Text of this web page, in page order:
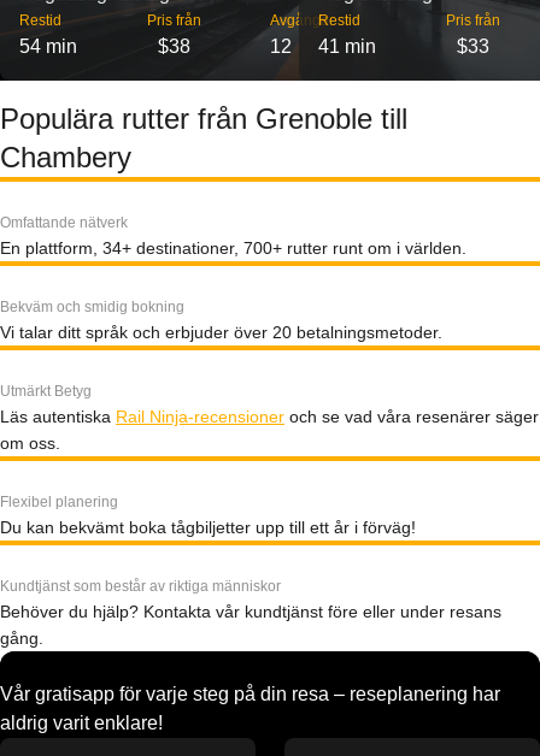
Restid
54 min
Pris från
$38
Avgångar
12
Restid
41 min
Pris från
$33
Populära rutter från Grenoble till
Chambery
Omfattande nätverk
En plattform, 34+ destinationer, 700+ rutter runt om i världen.
Bekväm och smidig bokning
Vi talar ditt språk och erbjuder över 20 betalningsmetoder.
Utmärkt Betyg
Läs autentiska Rail Ninja-recensioner och se vad våra resenärer säger
om oss.
Flexibel planering
Du kan bekvämt boka tågbiljetter upp till ett år i förväg!
Kundtjänst som består av riktiga människor
Behöver du hjälp? Kontakta vår kundtjänst före eller under resans
gång.
Vår gratisapp för varje steg på din resa – reseplanering har
aldrig varit enklare!